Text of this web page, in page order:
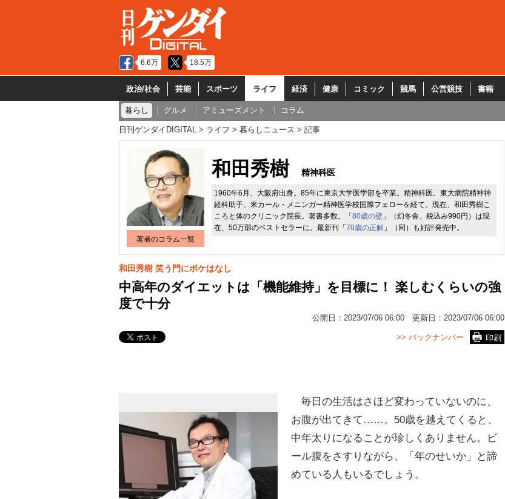
6.6万 18.5万
政治/社会 芸能 スポーツ ライフ 経済 健康 コミック 競馬 公営競技 書籍
暮らし グルメ アミューズメント コラム
日刊ゲンダイDIGITAL ライフ 暮らしニュース 記事
著者のコラム一覧
和田秀樹 精神科医
1960年6月、大阪府出身。85年に東京大学医学部を卒業。精神科医。東大病院精神神
経科助手、米カール・メニンガー精神医学校国際フェローを経て、現在、和田秀樹こ
ころと体のクリニック院長。著書多数。「 80歳の壁 」（幻冬舎、税込み990円）は現
在、50万部のベストセラーに。最新刊「 70歳の正解 」（同）も好評発売中。
和田秀樹 笑う門にボケはなし
中高年のダイエットは「機能維持」を目標に！ 楽しむくらいの強
度で十分
公開日： 2023/07/06 06:00 更新日： 2023/07/06 06:00
印刷
>> バックナンバー
毎日の生活はさほど変わっていないのに、
お腹が出てきて……。50歳を越えてくると、
中年太りになることが珍しくありません。ビ
ール腹をさすりながら、「年のせいか」と諦
めている人もいるでしょう。